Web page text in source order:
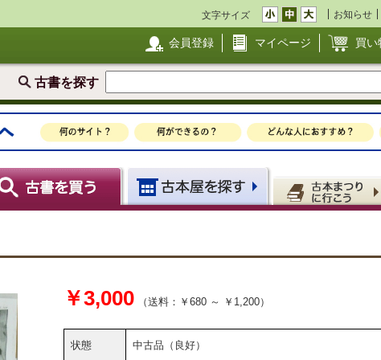
文字サイズ お知らせ
会員登録 マイページ 買い
古書を探す
￥3,000 （送料：￥680 ～ ￥1,200）
状態 中古品（良好）